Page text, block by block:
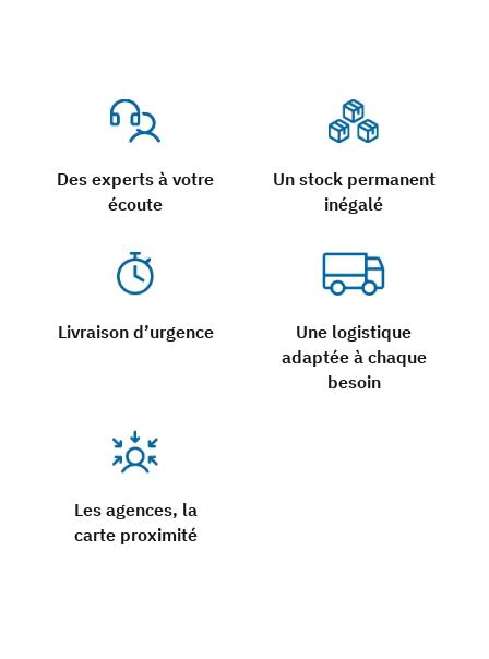
Des experts à votre
écoute
Un stock permanent
inégalé
Livraison d’urgence
Une logistique
adaptée à chaque
besoin
Les agences, la
carte proximité